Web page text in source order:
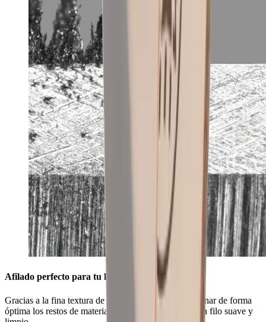
Afilado perfecto para tu hoja
Gracias a la fina textura de su superficie, podrás eliminar de forma
óptima los restos de material de tu hoja y conseguir un filo suave y